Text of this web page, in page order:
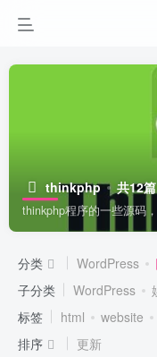
thinkphp 共12篇
thinkphp程序的一些源码
分类 WordPress
子分类
WordPress
标签
html website
排序
更新